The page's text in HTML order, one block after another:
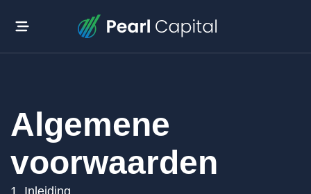
Algemene
voorwaarden
1. Inleiding